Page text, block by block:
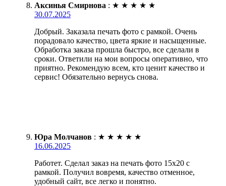
Аксинья Смирнова : ★ ★ ★ ★ ★
30.07.2025
Добрый. Заказала печать фото с рамкой. Очень
порадовало качество, цвета яркие и насыщенные.
Обработка заказа прошла быстро, все сделали в
сроки. Ответили на мои вопросы оперативно, что
приятно. Рекомендую всем, кто ценит качество и
сервис! Обязательно вернусь снова.
Юра Молчанов : ★ ★ ★ ★ ★
16.06.2025
Работет. Сделал заказ на печать фото 15х20 с
рамкой. Получил вовремя, качество отменное,
удобный сайт, все легко и понятно.